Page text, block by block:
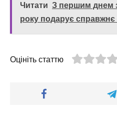
Читати З першим днем
року подарує
Оцініть статтю